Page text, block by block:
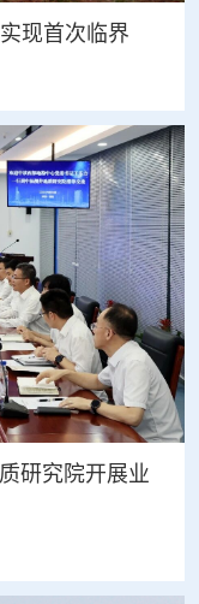
现首次临界
研究院开展业